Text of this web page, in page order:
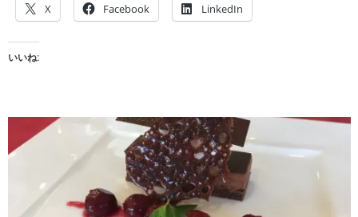
X Facebook LinkedIn
いいね: